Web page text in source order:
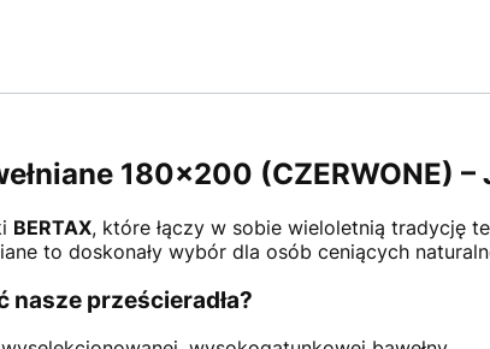
180x200 (CZERWONE)
BERTAX, które łączy w sobie wieloletnią tradycję
to doskonały wybór dla osób ceniących
prześcieradła?